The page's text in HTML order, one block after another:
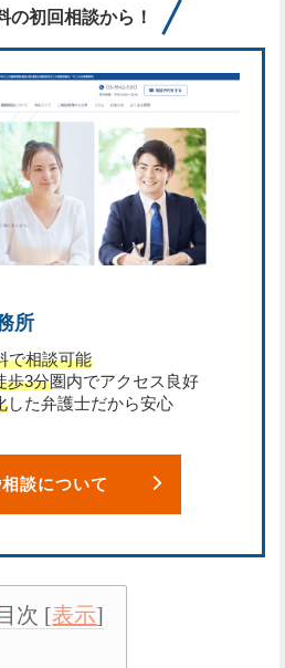
の初回相談から！
所
で相談可能
歩3分圏内でアクセス良好
した弁護士だから安心
談について
目次 [表示]